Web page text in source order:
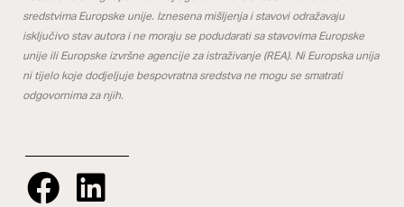
sredstvima Europske unije. Iznesena mišljenja i stavovi odražavaju
isključivo stav autora i ne moraju se podudarati sa stavovima Europske
unije ili Europske izvršne agencije za istraživanje (REA). Ni Europska unija
ni tijelo koje dodjeljuje bespovratna sredstva ne mogu se smatrati
odgovornima za njih.